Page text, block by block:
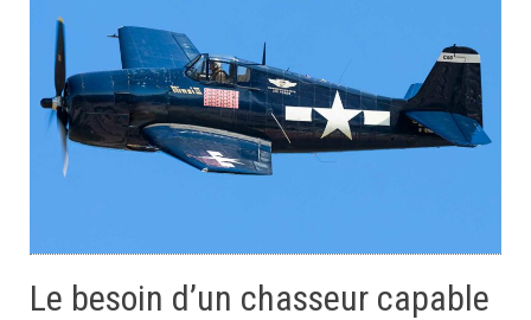
Le besoin d’un chasseur capable